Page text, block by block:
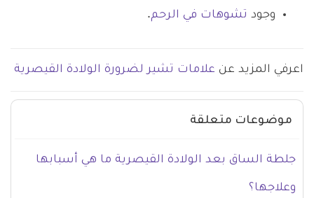
وجود تشوهات في الرحم.
اعرفي المزيد عن علامات تشير لضرورة الولادة القيصرية
موضوعات متعلقة
جلطة الساق بعد الولادة القيصرية ما هي أسبابها
وعلاجها؟